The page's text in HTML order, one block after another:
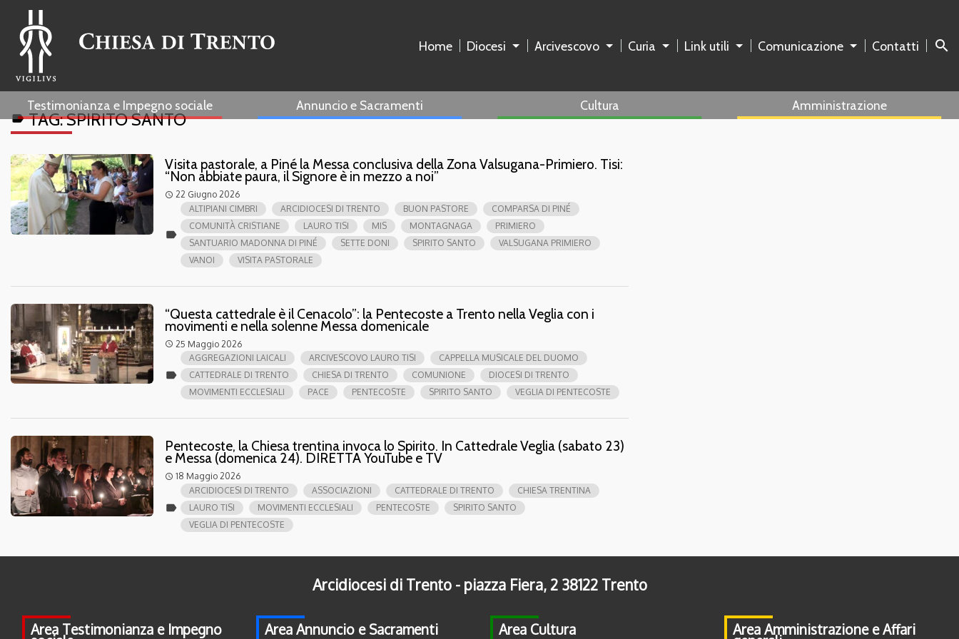
Home Diocesi Arcivescovo Curia Link utili Comunicazione Contatti search
Testimonianza e Impegno sociale Annuncio e Sacramenti Cultura Amministrazione
labelTAG:SPIRITO SANTO
Visita pastorale, a Piné la Messa conclusiva della Zona Valsugana-Primiero. Tisi:
“Non abbiate paura, il Signore è in mezzo a noi”
access_time 22 Giugno 2026
label
ALTIPIANI CIMBRI ARCIDIOCESI DI TRENTO BUON PASTORE
COMPARSA DI PINÉ
COMUNITÀ CRISTIANE
LAURO TISI MIS MONTAGNAGA
PRIMIERO
SANTUARIO MADONNA DI PINÉ
SETTE DONI SPIRITO SANTO
VALSUGANA PRIMIERO
VANOI
VISITA PASTORALE
“Questa cattedrale è il Cenacolo”: la Pentecoste a Trento nella Veglia con i
movimenti e nella solenne Messa domenicale
access_time 25 Maggio 2026
label
AGGREGAZIONI LAICALI ARCIVESCOVO LAURO TISI
CAPPELLA MUSICALE DEL DUOMO
CATTEDRALE DI TRENTO
CHIESA DI TRENTO COMUNIONE
DIOCESI DI TRENTO
MOVIMENTI ECCLESIALI
PACE PENTECOSTE SPIRITO SANTO VEGLIA DI PENTECOSTE
Pentecoste, la Chiesa trentina invoca lo Spirito. In Cattedrale Veglia (sabato 23)
e Messa (domenica 24). DIRETTA YouTube e TV
access_time 18 Maggio 2026
label
ARCIDIOCESI DI TRENTO ASSOCIAZIONI CATTEDRALE DI TRENTO
CHIESA TRENTINA
LAURO TISI
MOVIMENTI ECCLESIALI PENTECOSTE
SPIRITO SANTO
VEGLIA DI PENTECOSTE
Arcidiocesi di Trento - piazza Fiera, 2 38122 Trento
Area Testimonianza e Impegno Area Annuncio e Sacramenti Area Cultura Area Amministrazione e Affari